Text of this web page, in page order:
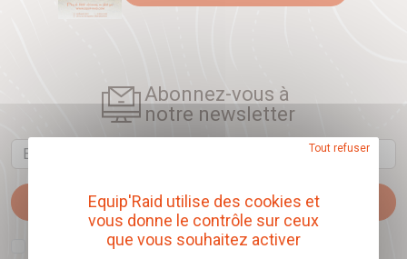
Abonnez-vous à
notre newsletter
Email
Je m'abonne
J'accepte que l'ouverture des newsletters soit mesurée, afin de mieux
Equip'Raid utilise des cookies et
vous donne le contrôle sur ceux
que vous souhaitez activer
Tout refuser